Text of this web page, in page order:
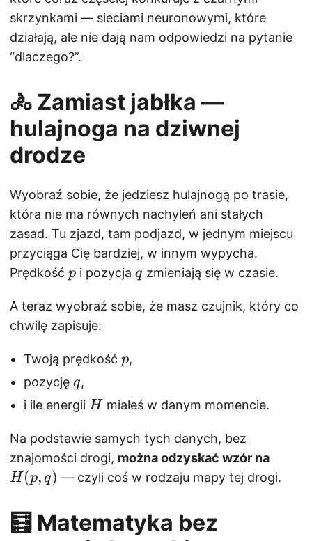
skrzynkami — sieciami neuronowymi, które
działają, ale nie dają nam odpowiedzi na pytanie
“dlaczego?”.
🚴 Zamiast jabłka —
hulajnoga na dziwnej
drodze
Wyobraź sobie, że jedziesz hulajnogą po trasie,
która nie ma równych nachyleń ani stałych
zasad. Tu zjazd, tam podjazd, w jednym miejscu
przyciąga Cię bardziej, w innym wypycha.
Prędkość p
p i pozycja q
q zmieniają się w czasie.
A teraz wyobraź sobie, że masz czujnik, który co
chwilę zapisuje:
Twoją prędkość p
p,
pozycję q
q,
i ile energii H
H miałeś w danym momencie.
Na podstawie samych tych danych, bez
znajomości drogi, można odzyskać wzór na
(
H(p, q) — czyli coś w rodzaju mapy tej drogi.
🧮 Matematyka bez